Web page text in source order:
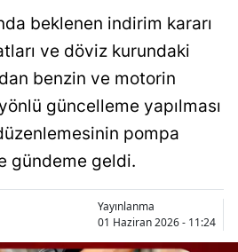
Aydın
Balıkesir
Bilecik
Bingöl
Bitlis
beklenen indirim kararı
ve döviz kurundaki
benzin ve motorin
güncelleme yapılması
pompa
gündeme geldi.
Yayınlanma
01 Haziran 2026 - 11:24